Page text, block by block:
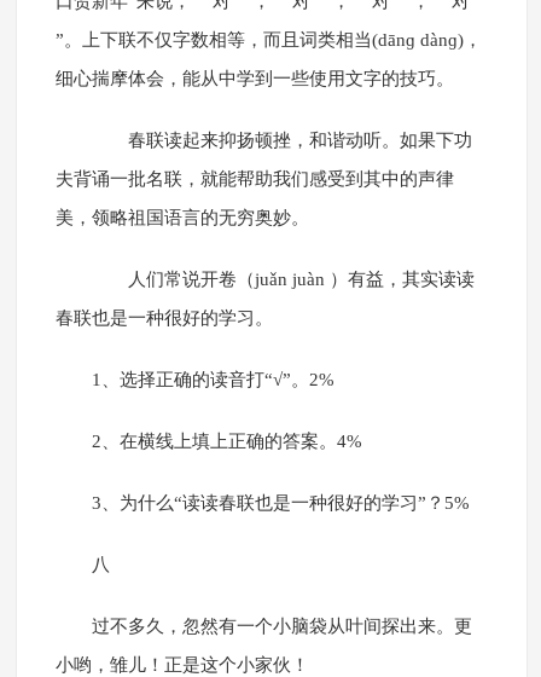
”。上下联不仅字数相等，而且词类相当(dānɡ dànɡ)，
细心揣摩体会，能从中学到一些使用文字的技巧。
春联读起来抑扬顿挫，和谐动听。如果下功
夫背诵一批名联，就能帮助我们感受到其中的声律
美，领略祖国语言的无穷奥妙。
人们常说开卷（juǎn juàn ）有益，其实读读
春联也是一种很好的学习。
1、选择正确的读音打“√”。2%
2、在横线上填上正确的答案。4%
3、为什么“读读春联也是一种很好的学习”？5%
八
过不多久，忽然有一个小脑袋从叶间探出来。更
小哟，雏儿！正是这个小家伙！